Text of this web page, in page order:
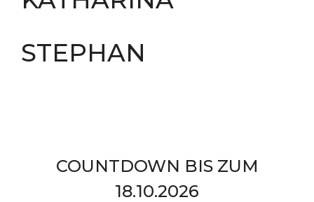
STEPHAN
COUNTDOWN BIS ZUM
18.10.2026